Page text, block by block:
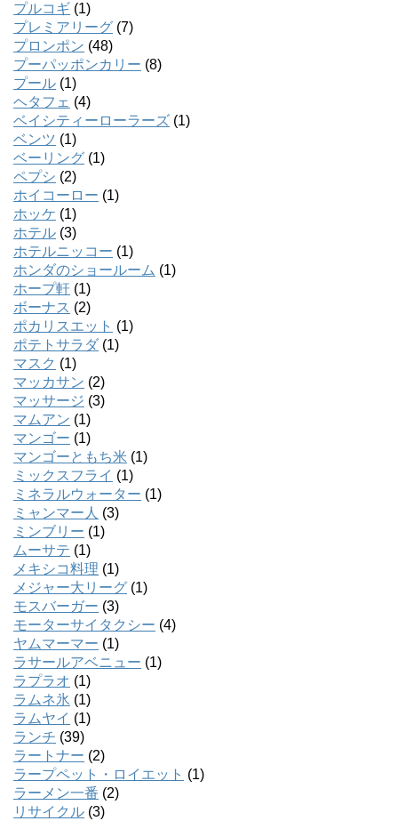
プルコギ (1)
プレミアリーグ (7)
プロンポン (48)
プーパッポンカリー (8)
プール (1)
ヘタフェ (4)
ベイシティーローラーズ (1)
ベンツ (1)
ベーリング (1)
ペプシ (2)
ホイコーロー (1)
ホッケ (1)
ホテル (3)
ホテルニッコー (1)
ホンダのショールーム (1)
ホープ軒 (1)
ボーナス (2)
ポカリスエット (1)
ポテトサラダ (1)
マスク (1)
マッカサン (2)
マッサージ (3)
マムアン (1)
マンゴー (1)
マンゴーともち米 (1)
ミックスフライ (1)
ミネラルウォーター (1)
ミャンマー人 (3)
ミンブリー (1)
ムーサテ (1)
メキシコ料理 (1)
メジャー大リーグ (1)
モスバーガー (3)
モーターサイタクシー (4)
ヤムマーマー (1)
ラサールアベニュー (1)
ラプラオ (1)
ラムネ氷 (1)
ラムヤイ (1)
ランチ (39)
ラートナー (2)
ラープペット・ロイエット (1)
ラーメン一番 (2)
リサイクル (3)